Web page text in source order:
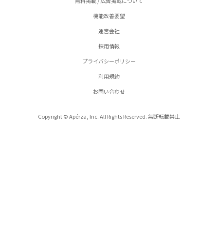
機能改善要望
運営会社
採用情報
プライバシーポリシー
利用規約
お問い合わせ
Copyright © Apérza, Inc. All Rights Reserved. 無断転載禁止